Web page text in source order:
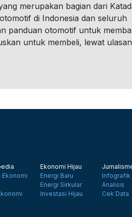
merupakan bagian dari
di Indonesia dan seluruh
panduan otomotif untuk
untuk membeli, lewat
Ekonomi
Ekonomi Hijau
Energi Baru
Energi Sirkular
Investasi Hijau
Infografik
Analisis
Cek Data